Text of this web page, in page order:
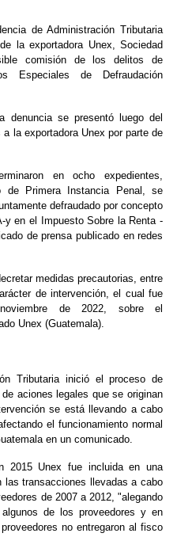
de Administración Tributaria
la exportadora Unex, Sociedad
comisión de los delitos de
Especiales de Defraudación
denuncia se presentó luego del
la exportadora Unex por parte de
en ocho expedientes,
de Primera Instancia Penal, se
defraudado por concepto
y en el Impuesto Sobre la Renta -
de prensa publicado en redes
medidas precautorias, entre
de intervención, el cual fue
de 2022, sobre el
Unex (Guatemala).
Tributaria inició el proceso de
aciones legales que se originan
se está llevando a cabo
el funcionamiento normal
en un comunicado.
2015 Unex fue incluida en una
las transacciones llevadas a cabo
de 2007 a 2012, "alegando
de los proveedores y en
no entregaron al fisco